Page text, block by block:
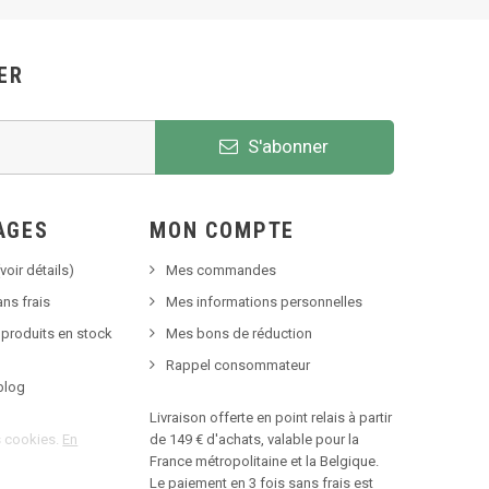
S'abonner
détails)
frais
en stock
En
MON COMPTE
Mes commandes
Mes informations personnelles
Mes bons de réduction
Rappel consommateur
Livraison offerte en point relais à partir
de 149 € d'achats, valable pour la
France métropolitaine et la Belgique.
Le paiement en 3 fois sans frais est